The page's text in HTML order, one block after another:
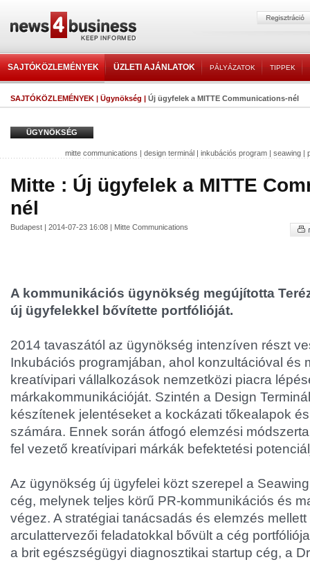
SAJTÓKÖZLEMÉNYEK ÜZLETI AJÁNLATOK PÁLYÁZATOK TIPPEK
SAJTÓKÖZLEMÉNYEK | Ügynökség | Új ügyfelek a MITTE Communications-nél
ÜGYNÖKSÉG
mitte communications | design terminál | inkubációs program | seawing |
Mitte : Új ügyfelek a MITTE
nél
Budapest | 2014-07-23 16:08 | Mitte Communications
A kommunikációs ügynökség megújította
új ügyfelekkel bővítette portfólióját.
2014 tavaszától az ügynökség intenzíven részt
Inkubációs programjában, ahol konzultációval és
kreatívipari vállalkozások nemzetközi piacra
márkakommunikációját. Szintén a Design
készítenek jelentéseket a kockázati tőkealapok
számára. Ennek során átfogó elemzési
fel vezető kreatívipari márkák befektetési
Az ügynökség új ügyfelei közt szerepel a
cég, melynek teljes körű PR-kommunikációs és
végez. A stratégiai tanácsadás és elemzés
arculattervezői feladatokkal bővült a cég
a brit egészségügyi diagnosztikai startup cég, a